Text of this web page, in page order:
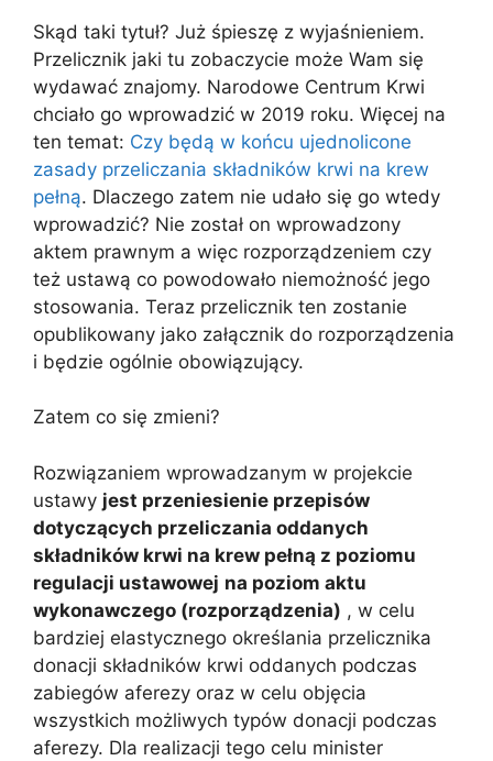
Skąd taki tytuł? Już śpieszę z wyjaśnieniem.
Przelicznik jaki tu zobaczycie może Wam się
wydawać znajomy. Narodowe Centrum Krwi
chciało go wprowadzić w 2019 roku. Więcej na
ten temat: Czy będą w końcu ujednolicone
zasady przeliczania składników krwi na krew
pełną. Dlaczego zatem nie udało się go wtedy
wprowadzić? Nie został on wprowadzony
aktem prawnym a więc rozporządzeniem czy
też ustawą co powodowało niemożność jego
stosowania. Teraz przelicznik ten zostanie
opublikowany jako załącznik do rozporządzenia
i będzie ogólnie obowiązujący.
Zatem co się zmieni?
Rozwiązaniem wprowadzanym w projekcie
ustawy jest przeniesienie przepisów
dotyczących przeliczania oddanych
składników krwi na krew pełną z poziomu
regulacji ustawowej na poziom aktu
wykonawczego (rozporządzenia) , w celu
bardziej elastycznego określania przelicznika
donacji składników krwi oddanych podczas
zabiegów aferezy oraz w celu objęcia
wszystkich możliwych typów donacji podczas
aferezy. Dla realizacji tego celu minister